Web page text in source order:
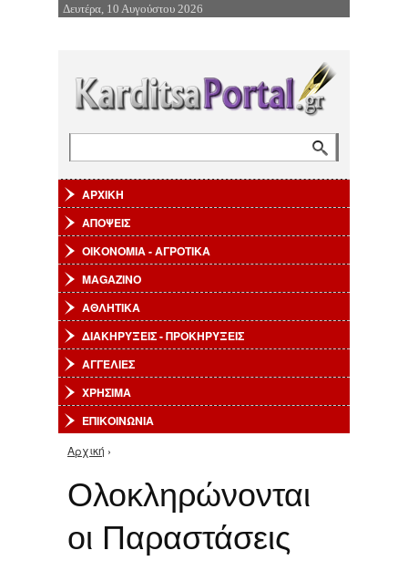
Επιστροφή στην Πλοήγηση
Δευτέρα, 10 Αυγούστου 2026
ΑΡΧΙΚΗ
ΑΠΟΨΕΙΣ
ΟΙΚΟΝΟΜΙΑ - ΑΓΡΟΤΙΚΑ
MAGAZINO
ΑΘΛΗΤΙΚΑ
ΔΙΑΚΗΡΥΞΕΙΣ - ΠΡΟΚΗΡΥΞΕΙΣ
ΑΓΓΕΛΙΕΣ
ΧΡΗΣΙΜΑ
ΕΠΙΚΟΙΝΩΝΙΑ
Είστε εδώ
Αρχική ›
Ολοκληρώνονται
οι Παραστάσεις